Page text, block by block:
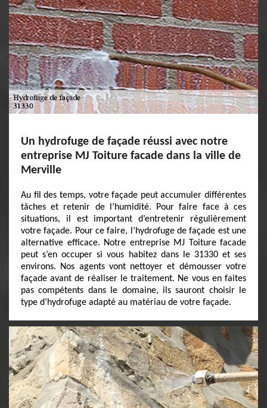
Un hydrofuge de façade réussi avec notre
entreprise MJ Toiture facade dans la ville de
Merville
Au fil des temps, votre façade peut accumuler différentes
tâches et retenir de l’humidité. Pour faire face à ces
situations, il est important d’entretenir régulièrement
votre façade. Pour ce faire, l’hydrofuge de façade est une
alternative efficace. Notre entreprise MJ Toiture facade
peut s’en occuper si vous habitez dans le 31330 et ses
environs. Nos agents vont nettoyer et démousser votre
façade avant de réaliser le traitement. Ne vous en faites
pas compétents dans le domaine, ils sauront choisir le
type d’hydrofuge adapté au matériau de votre façade.